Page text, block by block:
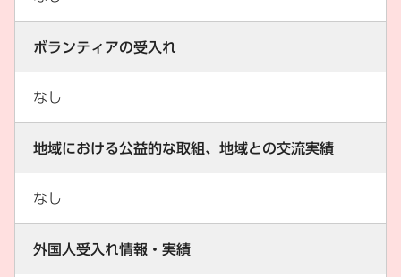
ボランティアの受入れ
なし
地域における公益的な取組、地域との交流実績
なし
外国人受入れ情報・実績